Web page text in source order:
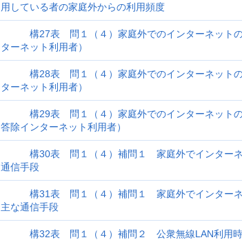
用している者の家庭外からの利用頻度
構27表 問１（４）家庭外でのインターネットの
ターネット利用者）
構28表 問１（４）家庭外でのインターネットの
ターネット利用者）
構29表 問１（４）家庭外でのインターネットの
答除インターネット利用者）
構30表 問１（４）補問１ 家庭外でインターネ
通信手段
構31表 問１（４）補問１ 家庭外でインターネ
主な通信手段
構32表 問１（４）補問２ 公衆無線LAN利用時